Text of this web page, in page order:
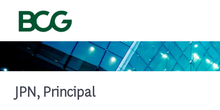
JPN, Principal